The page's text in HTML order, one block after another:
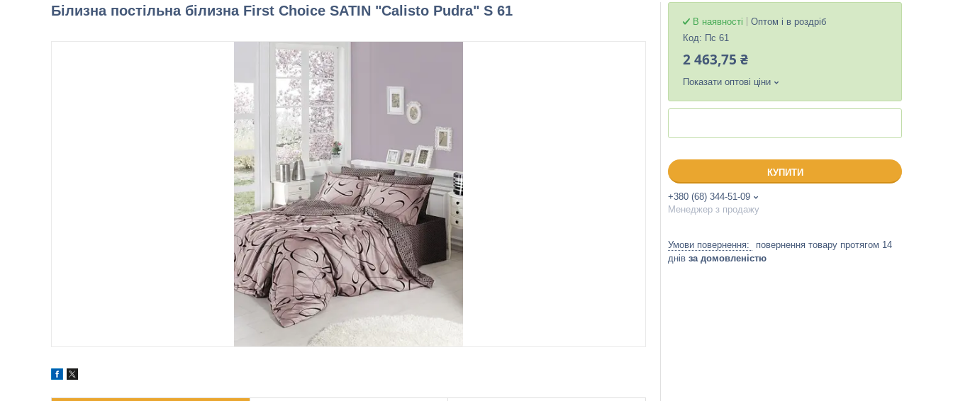
Білизна постільна білизна First Choice SATIN "Calisto Pudra" S 61
В наявності
Оптом і в роздріб
Код: Пс 61
2 463,75 ₴
Показати оптові ціни
КУПИТИ
+380 (68) 344-51-09
Менеджер з продажу
повернення товару протягом 14
днів за домовленістю